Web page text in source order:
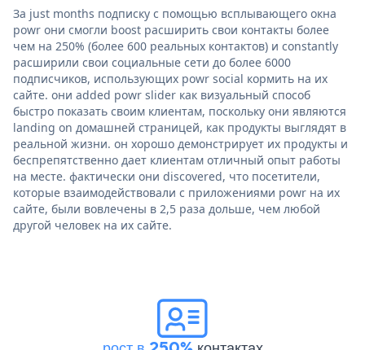
За just months подписку с помощью всплывающего окна
powr они смогли boost расширить свои контакты более
чем на 250% (более 600 реальных контактов) и constantly
расширили свои социальные сети до более 6000
подписчиков, использующих powr social кормить на их
сайте. они added powr slider как визуальный способ
быстро показать своим клиентам, поскольку они являются
landing on домашней страницей, как продукты выглядят в
реальной жизни. он хорошо демонстрирует их продукты и
беспрепятственно дает клиентам отличный опыт работы
на месте. фактически они discovered, что посетители,
которые взаимодействовали с приложениями powr на их
сайте, были вовлечены в 2,5 раза дольше, чем любой
другой человек на их сайте.